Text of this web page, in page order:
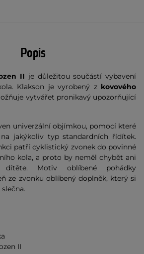
Popis
II je důležitou součástí vybavení
Klakson je vyrobený z kovového
vytvářet pronikavý upozorňující
univerzální objímkou, pomocí které
jakýkoliv typ standardních řídítek.
patří cyklistický zvonek do povinné
kola, a proto by neměl chybět ani
Motiv oblíbené pohádky
ze zvonku oblíbený doplněk, který si
II